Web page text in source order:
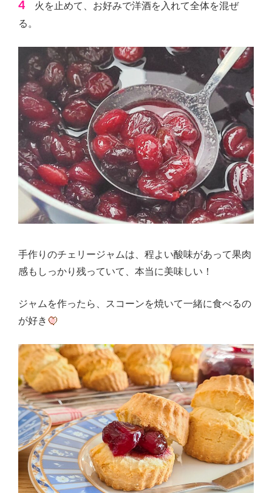
4 火を止めて、お好みで洋酒を入れて全体を混ぜ
る。
手作りのチェリージャムは、程よい酸味があって果肉
感もしっかり残っていて、本当に美味しい！
ジャムを作ったら、スコーンを焼いて一緒に食べるの
が好き